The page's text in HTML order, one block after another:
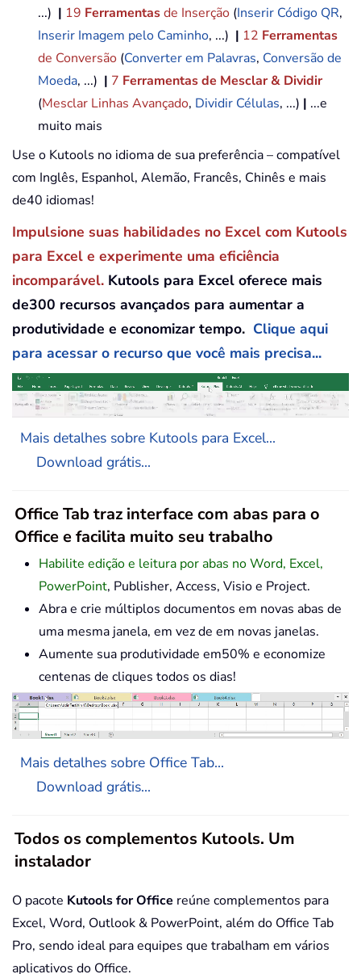
...) | 19 Ferramentasde Inserção (Inserir Código QR,
Inserir Imagem pelo Caminho, ...) | 12 Ferramentas
de Conversão (Converter em Palavras, Conversão de
Moeda, ...) | 7 Ferramentas de Mesclar & Dividir
(Mesclar Linhas Avançado, Dividir Células, ...) | ...e
muito mais
Use o Kutools no idioma de sua preferência – compatível
com Inglês, Espanhol, Alemão, Francês, Chinês e mais
de40 idiomas!
Impulsione suas habilidades no Excel com Kutools
para Excel e experimente uma eficiência
incomparável. Kutools para Excel oferece mais
de300 recursos avançados para aumentar a
produtividade e economizar tempo. Clique aqui
para acessar o recurso que você mais precisa...
Mais detalhes sobre Kutools para Excel...
Download grátis...
Office Tab traz interface com abas para o
Office e facilita muito seu trabalho
Habilite edição e leitura por abas no Word, Excel,
PowerPoint, Publisher, Access, Visio e Project.
Abra e crie múltiplos documentos em novas abas de
uma mesma janela, em vez de em novas janelas.
Aumente sua produtividade em50% e economize
centenas de cliques todos os dias!
Mais detalhes sobre Office Tab...
Download grátis...
Todos os complementos Kutools. Um
instalador
O pacote Kutools for Office reúne complementos para
Excel, Word, Outlook & PowerPoint, além do Office Tab
Pro, sendo ideal para equipes que trabalham em vários
aplicativos do Office.